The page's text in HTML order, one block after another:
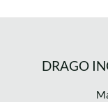
DRAGO